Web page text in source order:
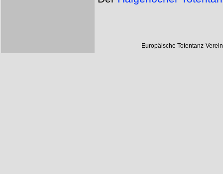
Europäische Totentanz-